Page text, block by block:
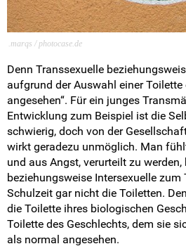
.marqs / photocase.de
Denn Transsexuelle
aufgrund der Auswahl einer
angesehen“. Für ein junges
Entwicklung zum Beispiel ist die
schwierig, doch von der
wirkt geradezu unmöglich. Man
und aus Angst, verurteilt zu
beziehungsweise Intersexuelle zum
Schulzeit gar nicht die Toiletten.
die Toilette ihres biologischen
Toilette des Geschlechts, dem sie
als normal angesehen.